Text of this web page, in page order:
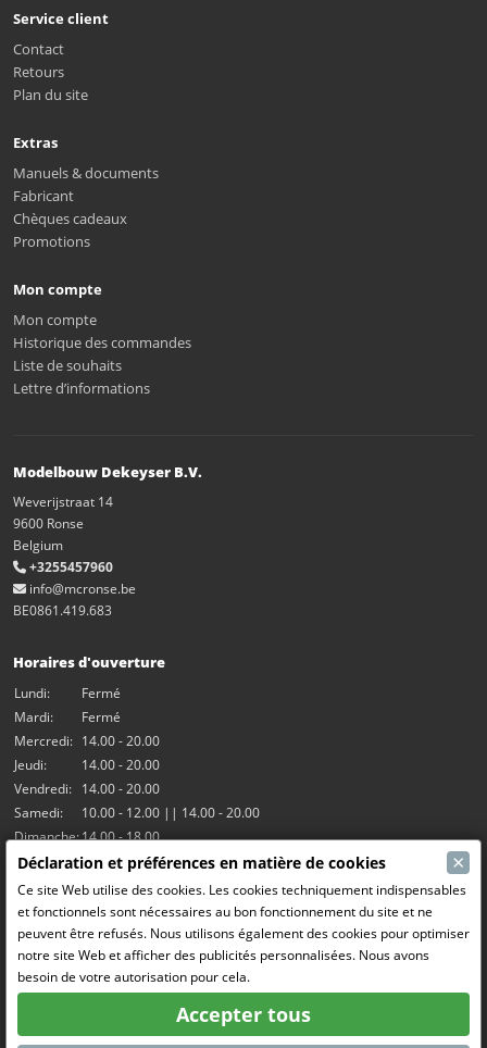
Service client
Contact
Retours
Plan du site
Extras
Manuels & documents
Fabricant
Chèques cadeaux
Promotions
Mon compte
Mon compte
Historique des commandes
Liste de souhaits
Lettre d’informations
Modelbouw Dekeyser B.V.
Weverijstraat 14
9600 Ronse
Belgium
+3255457960
info@mcronse.be
BE0861.419.683
Horaires d'ouverture
Lundi:
Fermé
Mardi:
Fermé
Mercredi: 14.00 - 20.00
Jeudi:
14.00 - 20.00
Vendredi: 14.00 - 20.00
Samedi:
10.00 - 12.00 || 14.00 - 20.00
Dimanche:14.00 - 18.00
Nos activités
Salle Hangar7
Le RC Drift
RC Bangers (Demolition Derby)
Fun and Friends
Médias sociaux
Déclaration et préférences en matière de cookies ×
Ce site Web utilise des cookies. Les cookies techniquement indispensables
et fonctionnels sont nécessaires au bon fonctionnement du site et ne
peuvent être refusés. Nous utilisons également des cookies pour optimiser
notre site Web et afficher des publicités personnalisées. Nous avons
besoin de votre autorisation pour cela.
Accepter tous